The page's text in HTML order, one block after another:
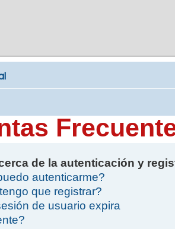
de la autenticación y
autenticarme?
que registrar?
de usuario expira